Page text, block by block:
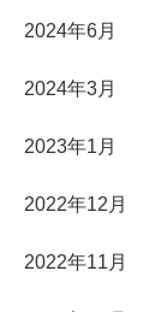
2024年6月
2024年3月
2023年1月
2022年12月
2022年11月